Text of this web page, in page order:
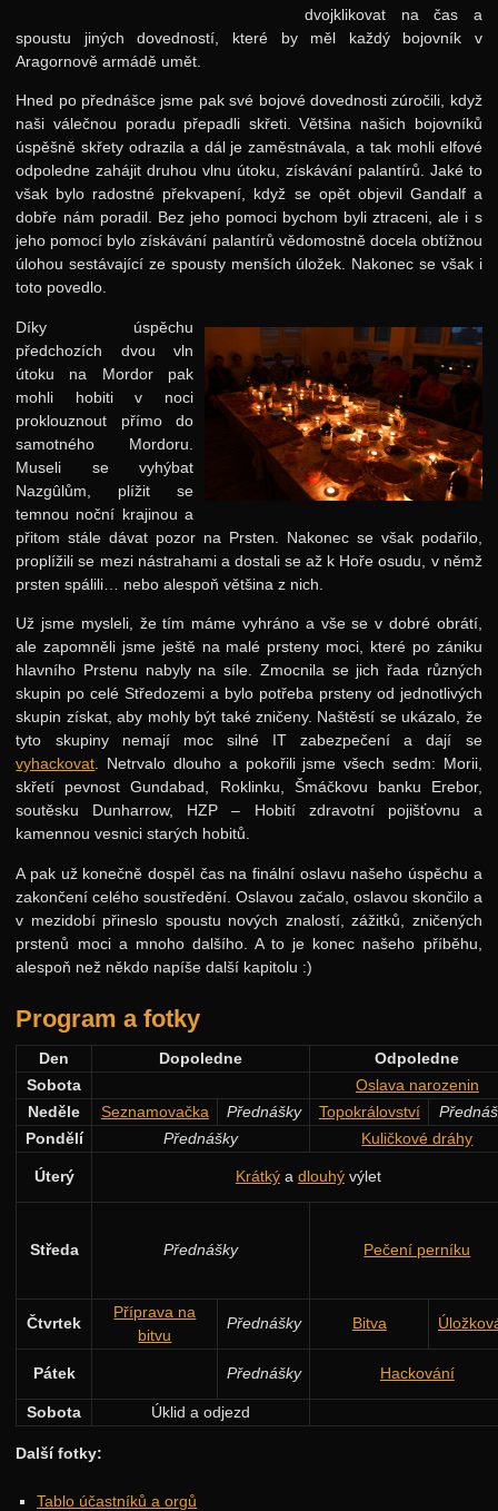
dvojklikovat na čas a
spoustu jiných dovedností, které by měl každý bojovník v
Aragornově armádě umět.
Hned po přednášce jsme pak své bojové dovednosti zúročili, když
naši válečnou poradu přepadli skřeti. Většina našich bojovníků
úspěšně skřety odrazila a dál je zaměstnávala, a tak mohli elfové
odpoledne zahájit druhou vlnu útoku, získávání palantírů. Jaké to
však bylo radostné překvapení, když se opět objevil Gandalf a
dobře nám poradil. Bez jeho pomoci bychom byli ztraceni, ale i s
jeho pomocí bylo získávání palantírů vědomostně docela obtížnou
úlohou sestávající ze spousty menších úložek. Nakonec se však i
toto povedlo.
Díky úspěchu
předchozích dvou vln
útoku na Mordor pak
mohli hobiti v noci
proklouznout přímo do
samotného Mordoru.
Museli se vyhýbat
Nazgûlům, plížit se
temnou noční krajinou a
přitom stále dávat pozor na Prsten. Nakonec se však podařilo,
proplížili se mezi nástrahami a dostali se až k Hoře osudu, v němž
prsten spálili… nebo alespoň většina z nich.
Už jsme mysleli, že tím máme vyhráno a vše se v dobré obrátí,
ale zapomněli jsme ještě na malé prsteny moci, které po zániku
hlavního Prstenu nabyly na síle. Zmocnila se jich řada různých
skupin po celé Středozemi a bylo potřeba prsteny od jednotlivých
skupin získat, aby mohly být také zničeny. Naštěstí se ukázalo, že
tyto skupiny nemají moc silné IT zabezpečení a dají se
vyhackovat. Netrvalo dlouho a pokořili jsme všech sedm: Morii,
skřetí pevnost Gundabad, Roklinku, Šmáčkovu banku Erebor,
soutěsku Dunharrow, HZP – Hobití zdravotní pojišťovnu a
kamennou vesnici starých hobitů.
A pak už konečně dospěl čas na finální oslavu našeho úspěchu a
zakončení celého soustředění. Oslavou začalo, oslavou skončilo a
v mezidobí přineslo spoustu nových znalostí, zážitků, zničených
prstenů moci a mnoho dalšího. A to je konec našeho příběhu,
alespoň než někdo napíše další kapitolu :)
Program a fotky
Den Dopoledne
Odpoledne
Sobota
Oslava narozenin
Neděle
Seznamovačka Přednášky Topokrálovství
Pondělí
Přednášky Kuličkové dráhy
Úterý Krátkýa dlouhývýlet
Středa Přednášky Pečení perníku
Čtvrtek
Příprava na
bitvu
Přednášky Bitva
Pátek Přednášky Hackování
Sobota Úklid a odjezd
Další fotky:
Tablo účastníků a orgů